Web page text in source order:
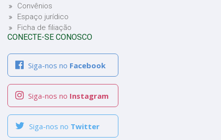
Convênios
Espaço jurídico
Ficha de filiação
CONECTE-SE CONOSCO
Siga-nos no Facebook
Siga-nos no Instagram
Siga-nos no Twitter